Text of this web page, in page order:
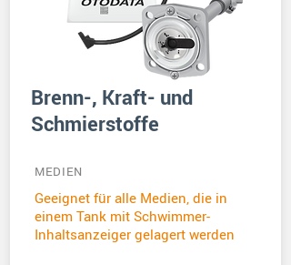
Brenn-, Kraft- und
Schmierstoffe
MEDIEN
Geeignet für alle Medien, die in
einem Tank mit Schwimmer-
Inhaltsanzeiger gelagert werden